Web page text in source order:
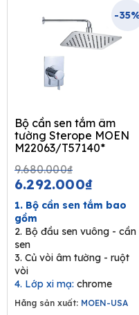
-
Bộ cần sen tắm âm
tường Sterope MOEN
M22063/T57140*
9.680.000₫Original
price
was:
6.292.000₫price
is:
1. Bộ cần sen tắm bao
gồm
2. Bộ đầu sen vuông - cần
sen
3. Củ vòi âm tường - ruột
vòi
4. Lớp xi mạ: chrome
Hãng sản xuất: MOEN-USA